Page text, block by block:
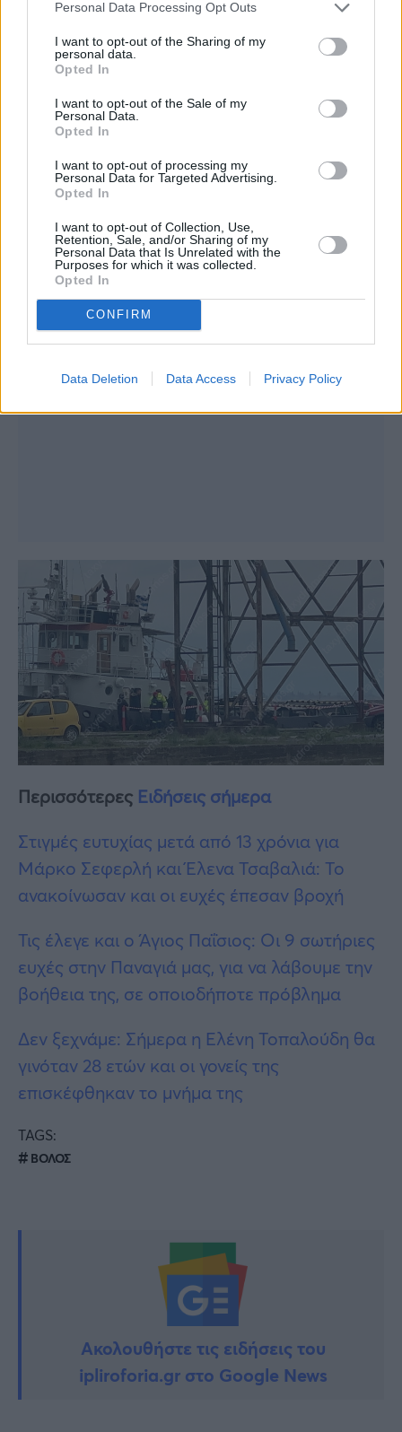
Personal Data Processing Opt Outs
I want to opt-out of the Sharing of my
personal data.
Opted In
I want to opt-out of the Sale of my
Personal Data.
Opted In
I want to opt-out of processing my
Personal Data for Targeted Advertising.
Opted In
I want to opt-out of Collection, Use,
Retention, Sale, and/or Sharing of my
Personal Data that Is Unrelated with the
Purposes for which it was collected.
Opted In
CONFIRM
Data Deletion Data Access Privacy Policy
Περισσότερες Ειδήσεις σήμερα
Στιγμές ευτυχίας μετά από 13 χρόνια για
Μάρκο Σεφερλή και Έλενα Τσαβαλιά: Το
ανακοίνωσαν και οι ευχές έπεσαν βροχή
Τις έλεγε και ο Άγιος Παΐσιος: Οι 9 σωτήριες
ευχές στην Παναγιά μας, για να λάβουμε την
βοήθεια της, σε οποιοδήποτε πρόβλημα
Δεν ξεχνάμε: Σήμερα η Ελένη Τοπαλούδη θα
γινόταν 28 ετών και οι γονείς της
επισκέφθηκαν το μνήμα της
TAGS:
ΒΟΛΟΣ
Ακολουθήστε τις ειδήσεις του
ipliroforia.gr στο Google News